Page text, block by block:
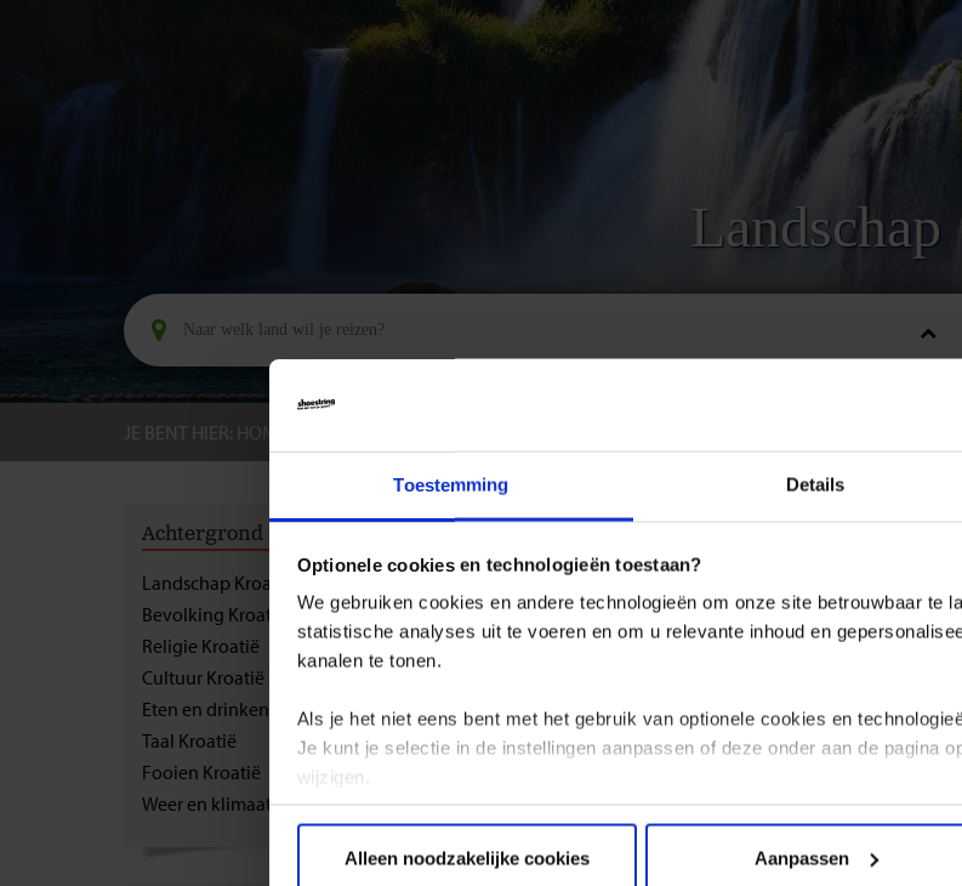
Toestemming Details
Optionele cookies en technologieën toestaan?
We gebruiken cookies en andere technologieën om onze site betrouwbaar te
statistische analyses uit te voeren en om u relevante inhoud en
kanalen te tonen.
Als je het niet eens bent met het gebruik van optionele cookies en
Je kunt je selectie in de instellingen aanpassen of deze onder aan de pagina
wijzigen.
Alleen noodzakelijke cookies
Aanpassen
Landschap
JE BENT HIER: HOME
Achtergrond informatie
Landschap Kroatië
Bevolking Kroatië
Religie Kroatië
Cultuur Kroatië
Eten en drinken Kroatië
Taal Kroatië
Fooien Kroatië
Weer en klimaat Kroatië
GROEPSREIZEN LANDINFORMATIE
Landschap Kroatië
Doordat Kroatië langgerekt is heeft het een gevarieerd
Adriatische zee.
In het noorden is meer laagland en in het zuiden zijn